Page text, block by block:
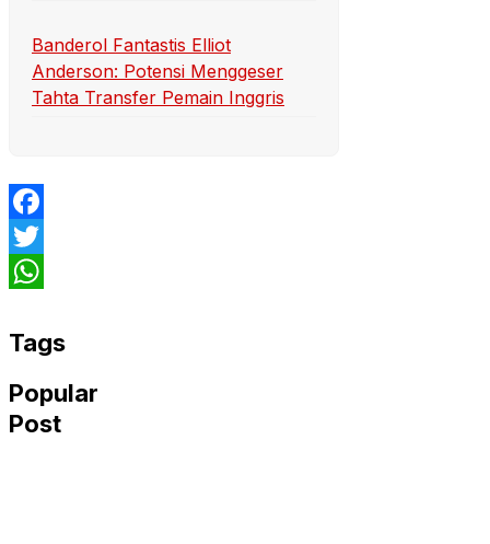
Banderol Fantastis Elliot
Anderson: Potensi Menggeser
Tahta Transfer Pemain Inggris
Facebook
Twitter
Tags
Popular
Post